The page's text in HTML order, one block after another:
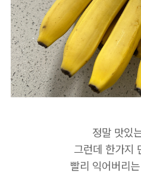
정말 맛있
그런데 한가지
빨리 익어버리